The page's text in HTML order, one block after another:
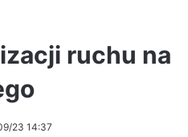
ruchu na
23 14:37